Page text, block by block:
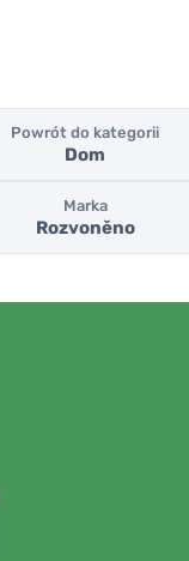
Powrót do kategorii
Dom
Marka
Rozvoněno